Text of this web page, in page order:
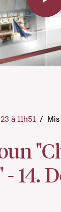
14.
à 11h51 /